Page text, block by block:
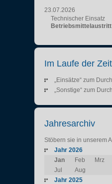
23.07.2026
Technischer Einsatz
Betriebsmittelaustritt
Im Laufe der Zeit
„Einsätze“ zum
„Sonstige“ zum
Jahresarchiv
Stöbern sie in unserem
Jahr 2026
Jan
Feb Mrz
Jul
Aug
Jahr 2025